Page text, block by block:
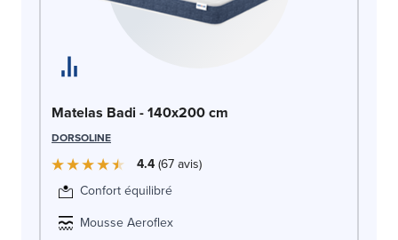
Matelas Badi - 140x200 cm
DORSOLINE
4.4 67avis
Confort équilibré
Mousse Aeroflex